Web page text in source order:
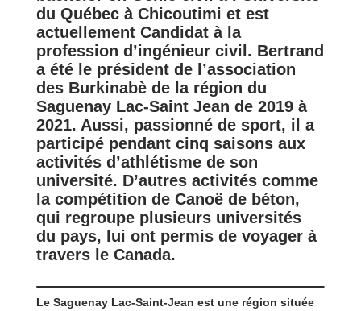
du Québec à Chicoutimi et est
actuellement Candidat à la
profession d’ingénieur civil. Bertrand
a été le président de l’association
des Burkinabè de la région du
Saguenay Lac-Saint Jean de 2019 à
2021. Aussi, passionné de sport, il a
participé pendant cinq saisons aux
activités d’athlétisme de son
université. D’autres activités comme
la compétition de Canoë de béton,
qui regroupe plusieurs universités
du pays, lui ont permis de voyager à
travers le Canada.
Le Saguenay Lac-Saint-Jean est une région située